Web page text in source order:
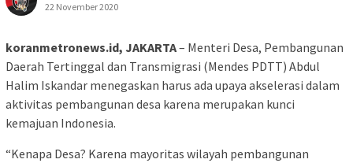
22 November 2020
koranmetronews.id, JAKARTA– Menteri Desa, Pembangunan
Daerah Tertinggal dan Transmigrasi (Mendes PDTT) Abdul
Halim Iskandar menegaskan harus ada upaya akselerasi dalam
aktivitas pembangunan desa karena merupakan kunci
kemajuan Indonesia.
“Kenapa Desa? Karena mayoritas wilayah pembangunan